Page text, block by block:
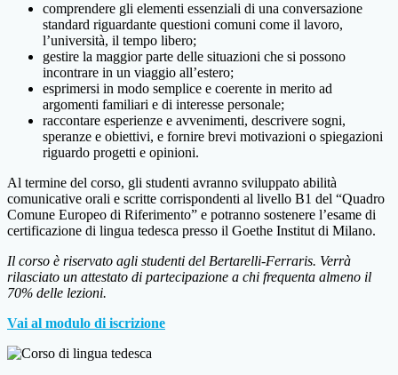
comprendere gli elementi essenziali di una conversazione
standard riguardante questioni comuni come il lavoro,
l’università, il tempo libero;
gestire la maggior parte delle situazioni che si possono
incontrare in un viaggio all’estero;
esprimersi in modo semplice e coerente in merito ad
argomenti familiari e di interesse personale;
raccontare esperienze e avvenimenti, descrivere sogni,
speranze e obiettivi, e fornire brevi motivazioni o spiegazioni
riguardo progetti e opinioni.
Al termine del corso, gli studenti avranno sviluppato abilità
comunicative orali e scritte corrispondenti al livello B1 del “Quadro
Comune Europeo di Riferimento” e potranno sostenere l’esame di
certificazione di lingua tedesca presso il Goethe Institut di Milano.
Il corso è riservato agli studenti del Bertarelli-Ferraris. Verrà
rilasciato un attestato di partecipazione a chi frequenta almeno il
70% delle lezioni.
Vai al modulo di iscrizione